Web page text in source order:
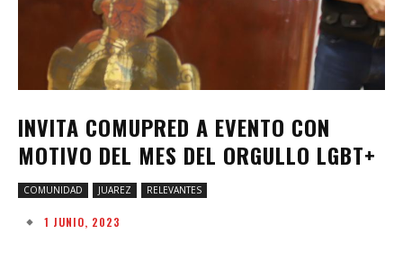
INVITA COMUPRED A EVENTO CON
MOTIVO DEL MES DEL ORGULLO LGBT+
COMUNIDAD JUAREZ RELEVANTES
1 JUNIO, 2023